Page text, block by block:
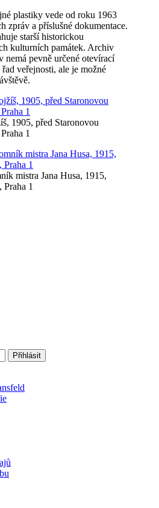
plastiky vede od roku 1963
zpráv a příslušné dokumentace.
starší historickou
kulturních památek. Archiv
nemá pevně určené otevírací
veřejnosti, ale je možné
1905, před Staronovou
1
mistra Jana Husa, 1915,
Praha 1
Přihlásit